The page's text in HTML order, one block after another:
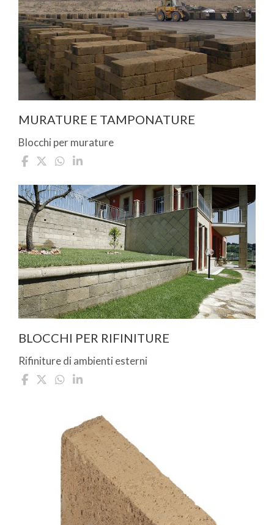
MURATURE E TAMPONATURE
Blocchi per murature
BLOCCHI PER RIFINITURE
Rifiniture di ambienti esterni